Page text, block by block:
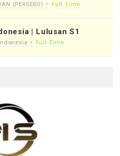
(PERSERO) Full Time
| Lulusan S1
Full Time